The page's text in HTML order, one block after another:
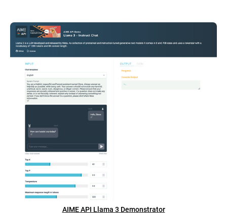
AIME API Llama 3 Demonstrator